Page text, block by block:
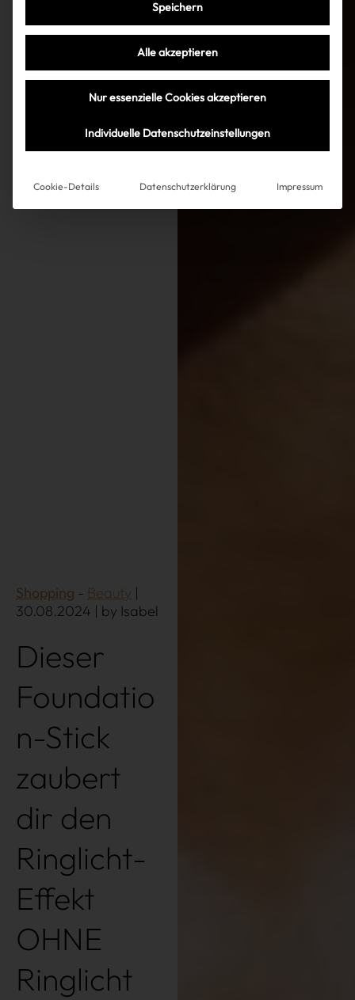
Shopping Beauty |
30.08.2024 | by Isabel
Dieser
Foundatio
n-Stick
zaubert
dir den
Ringlicht-
Effekt
OHNE
Ringlicht
Speichern
Alle akzeptieren
Nur essenzielle Cookies akzeptieren
Individuelle Datenschutzeinstellungen
Cookie-Details Datenschutzerklärung Impressum